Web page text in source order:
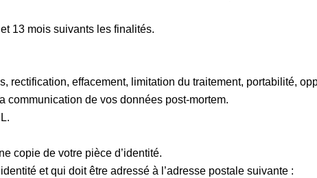
13 mois suivants les finalités.
effacement, limitation du traitement, portabilité,
communication de vos données post-mortem.
copie de votre pièce d’identité.
et qui doit être adressé à l’adresse postale suivante :